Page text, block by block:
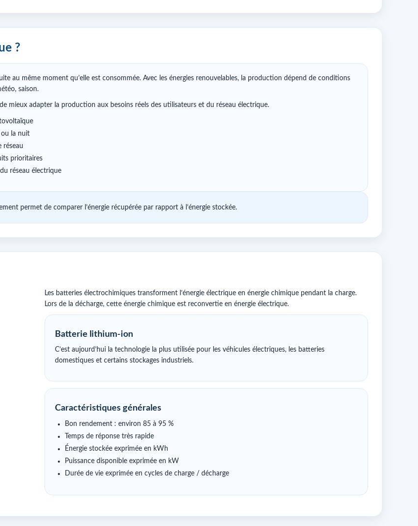
?
au même moment qu’elle est consommée. Avec les énergies renouvelables, la production dépend de conditions
saison.
mieux adapter la production aux besoins réels des utilisateurs et du réseau électrique.
ou la nuit
réseau
prioritaires
réseau électrique
permet de comparer l’énergie récupérée par rapport à l’énergie stockée.
Les batteries électrochimiques transforment l’énergie électrique en énergie chimique pendant la charge.
Lors de la décharge, cette énergie chimique est reconvertie en énergie électrique.
Batterie lithium-ion
C’est aujourd’hui la technologie la plus utilisée pour les véhicules électriques, les batteries
domestiques et certains stockages industriels.
Caractéristiques générales
Bon rendement : environ 85 à 95 %
Temps de réponse très rapide
Énergie stockée exprimée en kWh
Puissance disponible exprimée en kW
Durée de vie exprimée en cycles de charge / décharge